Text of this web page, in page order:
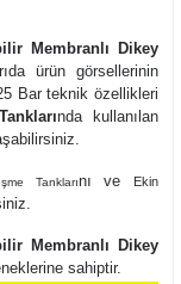
Membranlı Dikey
ürün görsellerinin
Bar teknik özellikleri
nda kullanılan
Tanklarını ve
Ekin
Membranlı Dikey
sahiptir.